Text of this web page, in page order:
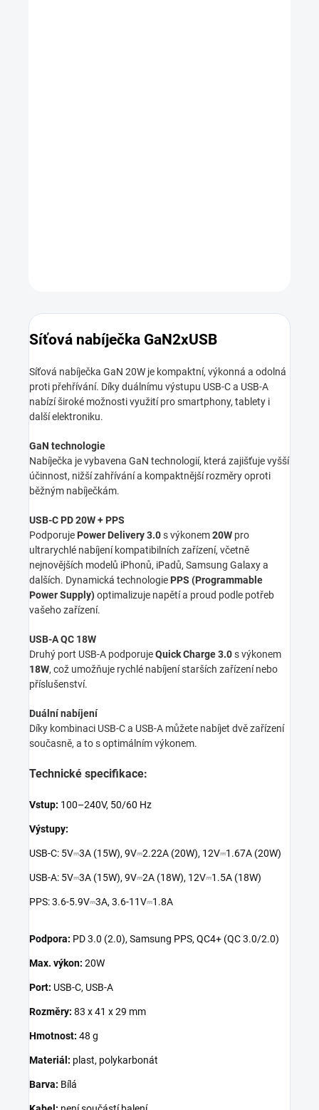
Síťová nabíječka GaN2xUSB
Síťová nabíječka GaN 20W je kompaktní, výkonná a odolná
proti přehřívání. Díky duálnímu výstupu USB-C a USB-A
nabízí široké možnosti využití pro smartphony, tablety i
další elektroniku.
GaN technologie
Nabíječka je vybavena GaN technologií, která zajišťuje vyšší
účinnost, nižší zahřívání a kompaktnější rozměry oproti
běžným nabíječkám.
USB-C PD 20W + PPS
Podporuje Power Delivery 3.0s výkonem20W pro
ultrarychlé nabíjení kompatibilních zařízení, včetně
nejnovějších modelů iPhonů, iPadů, Samsung Galaxy a
dalších. Dynamická technologie PPS (Programmable
Power Supply)optimalizuje napětí a proud podle potřeb
vašeho zařízení.
USB-A QC 18W
Druhý port USB-A podporujeQuick Charge 3.0s výkonem
18W, což umožňuje rychlé nabíjení starších zařízení nebo
příslušenství.
Duální nabíjení
Díky kombinaci USB-C a USB-A můžete nabíjet dvě zařízení
současně, a to s optimálním výkonem.
Technické specifikace:
Vstup: 100–240V, 50/60 Hz
Výstupy:
USB-C: 5V⎓3A (15W), 9V⎓2.22A (20W), 12V⎓1.67A (20W)
USB-A: 5V⎓3A (15W), 9V⎓2A (18W), 12V⎓1.5A (18W)
PPS: 3.6-5.9V⎓3A, 3.6-11V⎓1.8A
Podpora: PD 3.0 (2.0), Samsung PPS, QC4+ (QC 3.0/2.0)
Max. výkon: 20W
Port: USB-C, USB-A
Rozměry: 83 x 41 x 29 mm
Hmotnost: 48 g
Materiál: plast, polykarbonát
Barva: Bílá